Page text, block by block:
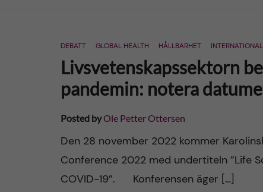
DEBATT GLOBAL HEALTH HÅLLBARHET INTERNATIONAL
Livsvetenskapssektorn
pandemin: notera
Posted byOle Petter Ottersen
Den 28 november 2022 kommer
Conference 2022 med undertiteln ”Life
COVID-19”. Konferensen äger […]